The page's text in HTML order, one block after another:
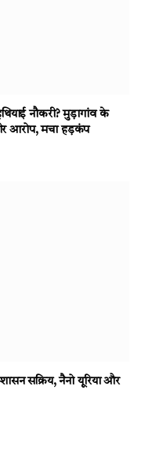
नौकरी? मुड़ागांव के
आरोप, मचा हड़कंप
सक्रिय, नैनो यूरिया और